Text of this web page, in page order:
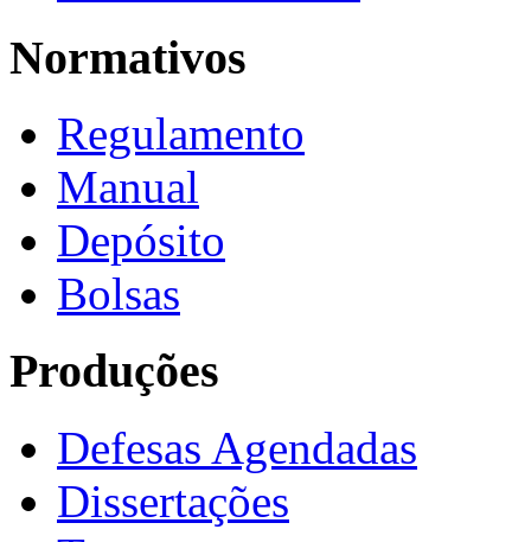
Normativos
Regulamento
Manual
Depósito
Bolsas
Produções
Defesas Agendadas
Dissertações